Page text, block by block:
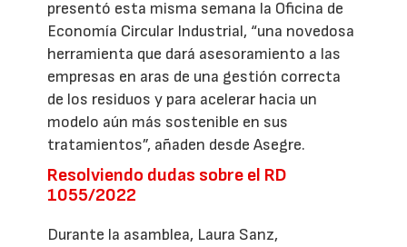
presentó esta misma semana la Oficina de
Economía Circular Industrial, “una novedosa
herramienta que dará asesoramiento a las
empresas en aras de una gestión correcta
de los residuos y para acelerar hacia un
modelo aún más sostenible en sus
tratamientos”, añaden desde Asegre.
Resolviendo dudas sobre el RD
1055/2022
Durante la asamblea, Laura Sanz,